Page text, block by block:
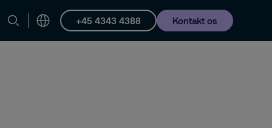
+45 4343 4388 Kontakt os